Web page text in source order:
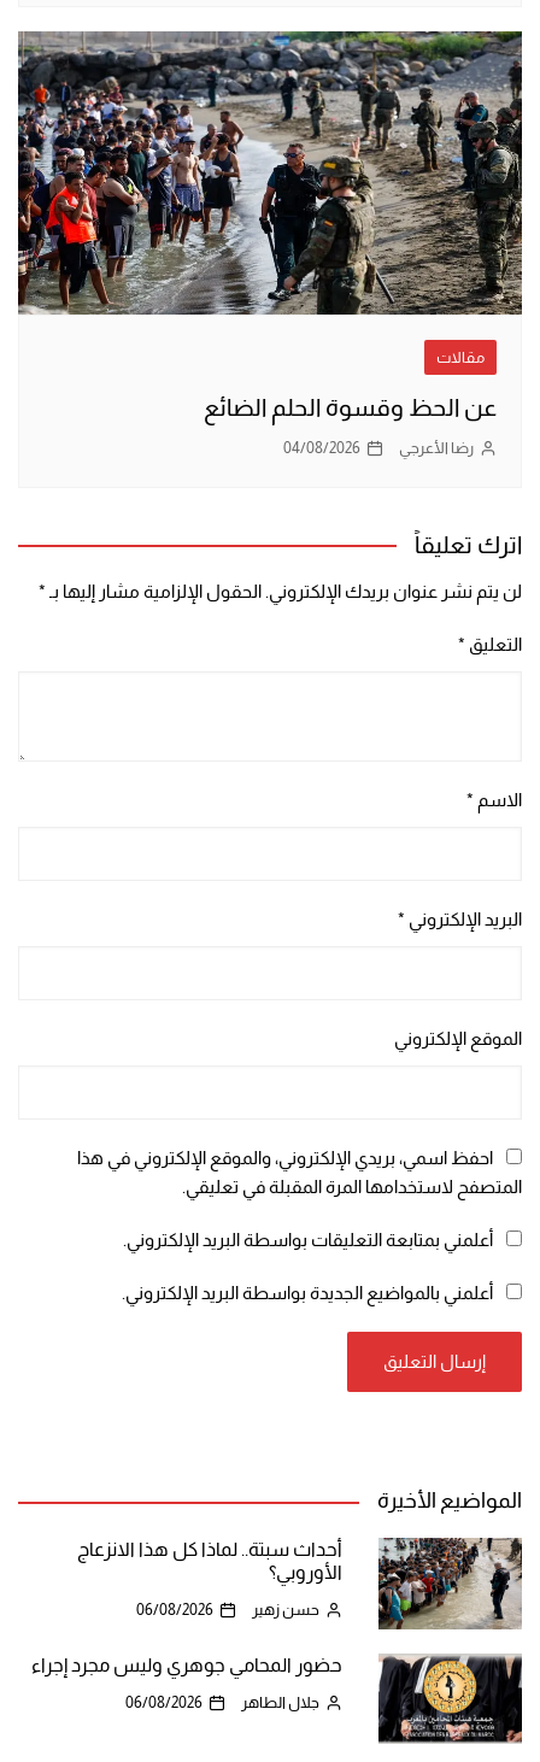
مقالات
عن الحظ وقسوة الحلم الضائع
رضا الأعرجي 04/08/2026
اترك تعليقاً
لن يتم نشر عنوان بريدك الإلكتروني.الحقول الإلزامية مشار إليها بـ *
التعليق *
الاسم *
البريد الإلكتروني *
الموقع الإلكتروني
احفظ اسمي، بريدي الإلكتروني، والموقع الإلكتروني في هذا
المتصفح لاستخدامها المرة المقبلة في تعليقي.
أعلمني بمتابعة التعليقات بواسطة البريد الإلكتروني.
أعلمني بالمواضيع الجديدة بواسطة البريد الإلكتروني.
المواضيع الأخيرة
أحداث سبتة.. لماذا كل هذا الانزعاج
الأوروبي؟
حسن زهير 06/08/2026
حضور المحامي جوهري وليس مجرد إجراء
جلال الطاهر 06/08/2026